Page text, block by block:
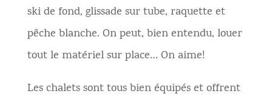
ski de fond, glissade sur tube, raquette et
pêche blanche. On peut, bien entendu, louer
tout le matériel sur place… On aime!
Les chalets sont tous bien équipés et offrent